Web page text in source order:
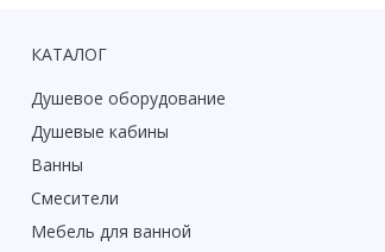
КАТАЛОГ
Душевое оборудование
Душевые кабины
Ванны
Смесители
Мебель для ванной